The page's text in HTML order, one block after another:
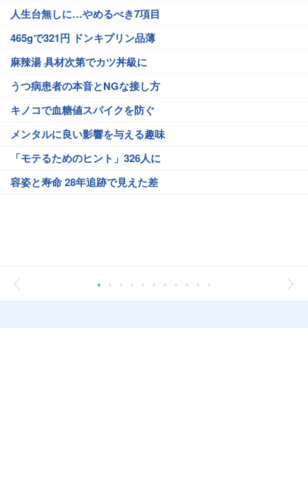
人生台無しに…やめるべき7項目
465gで321円 ドンキプリン品薄
麻辣湯 具材次第でカツ丼級に
うつ病患者の本音とNGな接し方
キノコで血糖値スパイクを防ぐ
メンタルに良い影響を与える趣味
「モテるためのヒント」326人に
容姿と寿命 28年追跡で見えた差